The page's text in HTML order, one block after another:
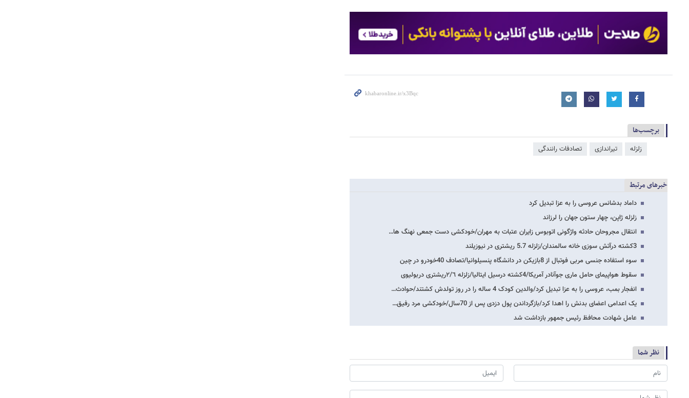
برچسب‌ها
زلزله تیراندازی تصادفات رانندگی
خبرهای مرتبط
داماد بدشانس عروسی را به عزا تبدیل کرد
زلزله ژاپن، چهار ستون جهان را لرزاند
انتقال مجروحان حادثه واژگونی اتوبوس زایران عتبات به مهران/خودکشی دست جمعی نهنگ ها…
3کشته درآتش سوزی خانه سالمندان/زلزله 5.7 ریشتری در نیوزیلند
سوء استفاده جنسی مربی فوتبال از 8بازیکن در دانشگاه پنسیلوانیا/تصادف 40خودرو در چین
سقوط هواپیمای حامل ماری جوآنادر آمریکا/4کشته درسیل ایتالیا/زلزله ‌٢/٦ریشتری دربولیوی
انفجار بمب، عروسی را به عزا تبدیل کرد/والدین کودک 4 ساله‌ را در روز تولدش کشتند/حوادث…
یک اعدامی اعضای بدنش را اهدا کرد/بازگرداندن پول دزدی پس از 70سال/خودکشی مرد رفیق…
عامل شهادت محافظ رئیس جمهور بازداشت شد
نظر شما